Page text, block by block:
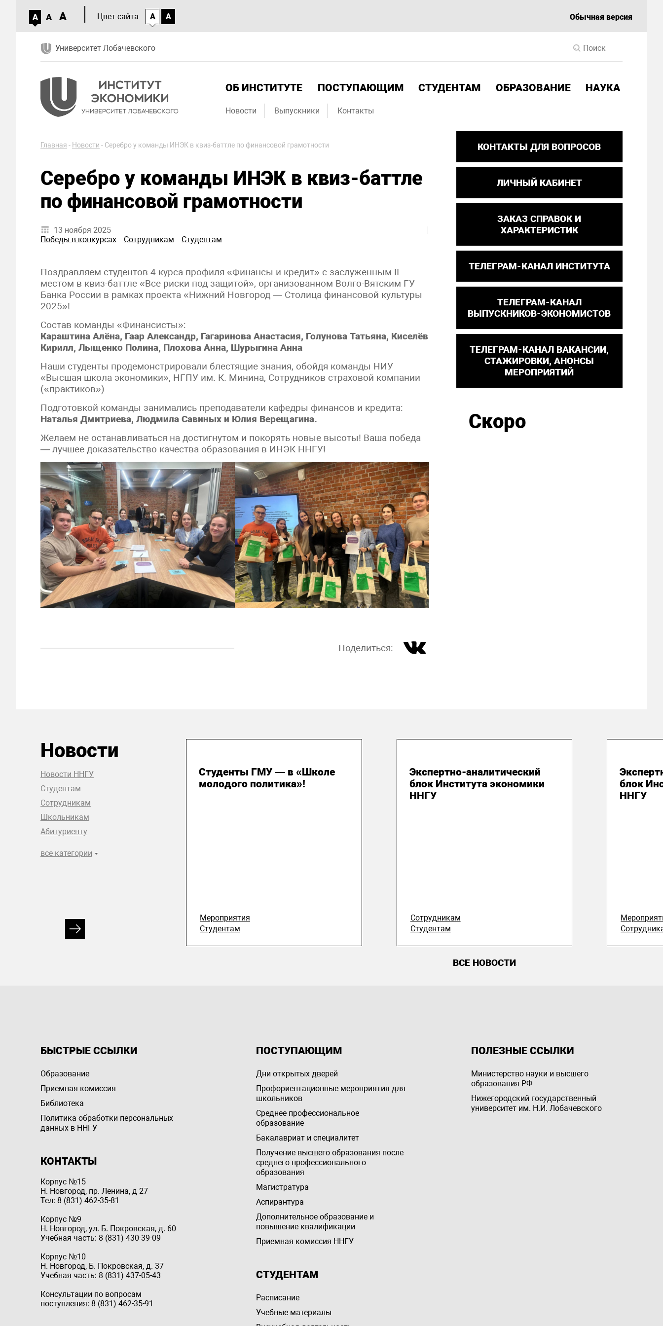
A A A Цвет сайта A A Обычная версия
Университет Лобачевского
ОБ ИНСТИТУТЕ ПОСТУПАЮЩИМ СТУДЕНТАМ ОБРАЗОВАНИЕ НАУКА
Новости Выпускники Контакты
Главная - Новости - Серебро у команды ИНЭК в квиз-баттле по финансовой грамотности
Серебро у команды ИНЭК в квиз-баттле
по финансовой грамотности
13 ноября 2025
Победы в конкурсах
Сотрудникам Студентам
Поздравляем студентов 4 курса профиля «Финансы и кредит» с заслуженным II
местом в квиз-баттле «Все риски под защитой», организованном Волго-Вятским ГУ
Банка России в рамках проекта «Нижний Новгород — Столица финансовой культуры
2025»!
Состав команды «Финансисты»:
Караштина Алёна, Гаар Александр, Гагаринова Анастасия, Голунова Татьяна, Киселёв
Кирилл, Лыщенко Полина, Плохова Анна, Шурыгина Анна
Наши студенты продемонстрировали блестящие знания, обойдя команды НИУ
«Высшая школа экономики», НГПУ им. К. Минина, Сотрудников страховой компании
(«практиков»)
Подготовкой команды занимались преподаватели кафедры финансов и кредита:
Наталья Дмитриева, Людмила Савиных и Юлия Верещагина.
Желаем не останавливаться на достигнутом и покорять новые высоты! Ваша победа
— лучшее доказательство качества образования в ИНЭК ННГУ!
Поделиться:
КОНТАКТЫ ДЛЯ ВОПРОСОВ
ЛИЧНЫЙ КАБИНЕТ
ЗАКАЗ СПРАВОК И
ХАРАКТЕРИСТИК
ТЕЛЕГРАМ-КАНАЛ ИНСТИТУТА
ТЕЛЕГРАМ-КАНАЛ
ВЫПУСКНИКОВ-ЭКОНОМИСТОВ
ТЕЛЕГРАМ-КАНАЛ ВАКАНСИИ,
СТАЖИРОВКИ, АНОНСЫ
МЕРОПРИЯТИЙ
Скоро
Новости
Новости ННГУ
Студентам
Сотрудникам
Школьникам
Абитуриенту
все категории
Студенты ГМУ — в «Школе
молодого политика»!
Мероприятия
Студентам
Экспертно-аналитический
блок Института экономики
ННГУ
Сотрудникам
Студентам
блок
ННГУ
ВСЕ НОВОСТИ
БЫСТРЫЕ ССЫЛКИ
Образование
Приемная комиссия
Библиотека
Политика обработки персональных
данных в ННГУ
КОНТАКТЫ
Корпус №15
Н. Новгород, пр. Ленина, д 27
Тел: 8 (831) 462-35-81
Корпус №9
Н. Новгород, ул. Б. Покровская, д. 60
Учебная часть: 8 (831) 430-39-09
Корпус №10
Н. Новгород, Б. Покровская, д. 37
Учебная часть: 8 (831) 437-05-43
Консультации по вопросам
поступления: 8 (831) 462-35-91
ПОСТУПАЮЩИМ
Дни открытых дверей
Профориентационные мероприятия для
школьников
Среднее профессиональное
образование
Бакалавриат и специалитет
Получение высшего образования после
среднего профессионального
образования
Магистратура
Аспирантура
Дополнительное образование и
повышение квалификации
Приемная комиссия ННГУ
СТУДЕНТАМ
Расписание
Учебные материалы
ПОЛЕЗНЫЕ ССЫЛКИ
Министерство науки и высшего
образования РФ
Нижегородский государственный
университет им. Н.И. Лобачевского